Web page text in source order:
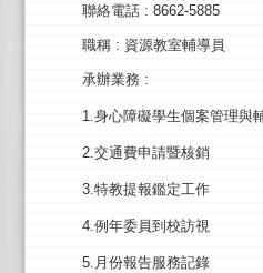
聯絡電話 : 8662-5885
職稱 : 資源教室輔導員
承辦業務 :
1.身心障礙學生個案管理與
2.交通費申請暨核銷
3.特教提報鑑定工作
4.例年委員到校訪視
5.月份報告服務記錄